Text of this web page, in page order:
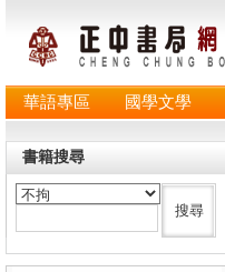
華語專區 國學文學
書籍搜尋